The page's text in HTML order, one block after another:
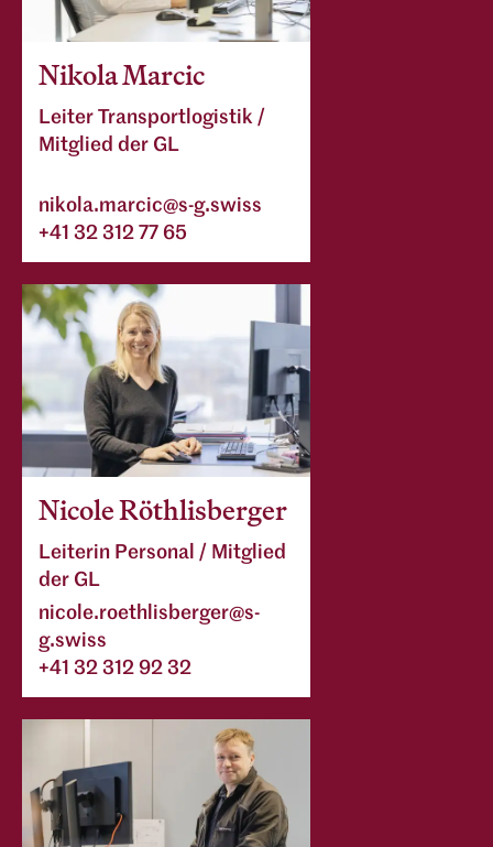
Nikola Marcic
Leiter Transportlogistik /
Mitglied der GL
nikola.marcic@s-g.swiss
+41 32 312 77 65
Nicole Röthlisberger
Leiterin Personal / Mitglied
der GL
nicole.roethlisberger@s-
g.swiss
+41 32 312 92 32